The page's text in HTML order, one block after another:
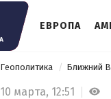
ЕВРОПА
Геополитика Ближний
10 марта, 12:51